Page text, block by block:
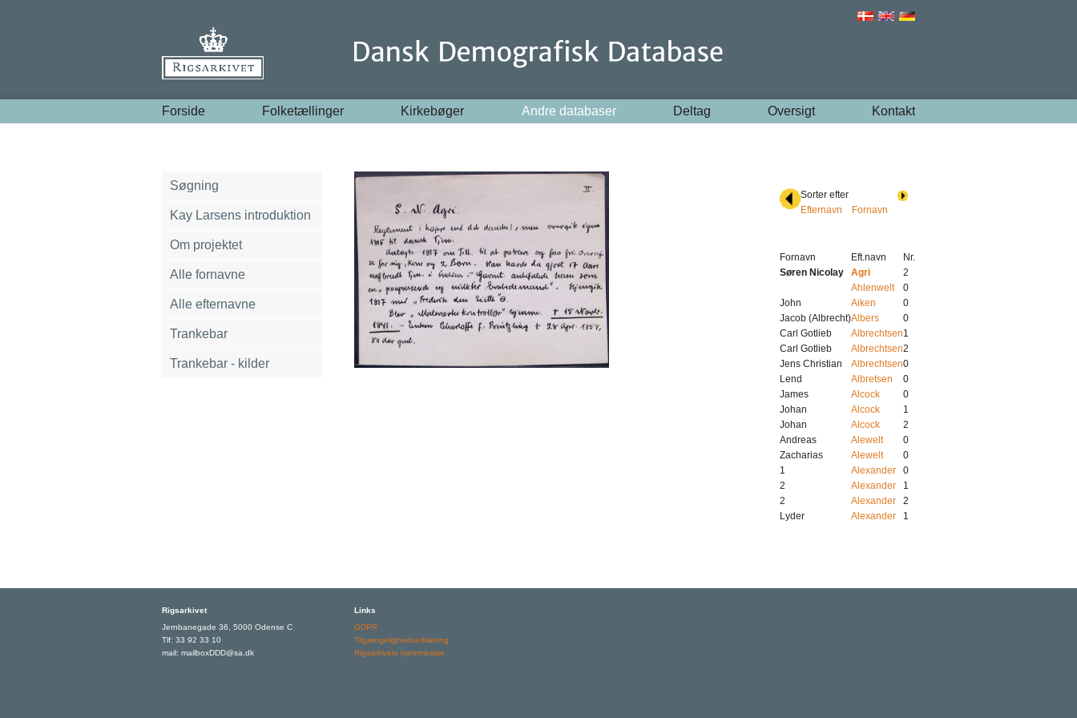
Forside Folketællinger Kirkebøger Andre databaser Deltag Oversigt Kontakt
Søgning
Kay Larsens introduktion
Om projektet
Alle fornavne
Alle efternavne
Trankebar
Trankebar - kilder
Sorter efter
Efternavn
Fornavn
Fornavn Eft.navn
Nr.
Søren Nicolay
Agri
2
Ahlenwelt
0
John
Aiken
0
Jacob (Albrecht)Albers
0
Carl Gotlieb
Albrechtsen1
Carl Gotlieb
Albrechtsen2
Jens Christian
Albrechtsen0
Lend
Albretsen
0
James
Alcock
0
Johan
Alcock
1
Johan
Alcock
2
Andreas
Alewelt
0
Zacharias
Alewelt
0
1
Alexander
0
2
Alexander
1
2
Alexander
2
Lyder
Alexander 1
Rigsarkivet
Jernbanegade 36, 5000 Odense C
Tlf: 33 92 33 10
mail: mailboxDDD@sa.dk
Links
GDPR
Tilgængelighedserklæring
Rigsarkivets hjemmeside